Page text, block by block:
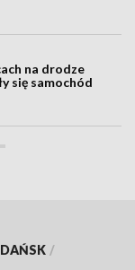
na drodze
się samochód
/